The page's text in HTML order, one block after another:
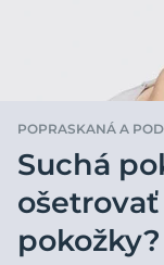
POPRASKANÁ A
Suchá
pokožky?